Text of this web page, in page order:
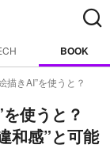
BOOK
描きAI”を使うと？
を使うと？
和感”と可能